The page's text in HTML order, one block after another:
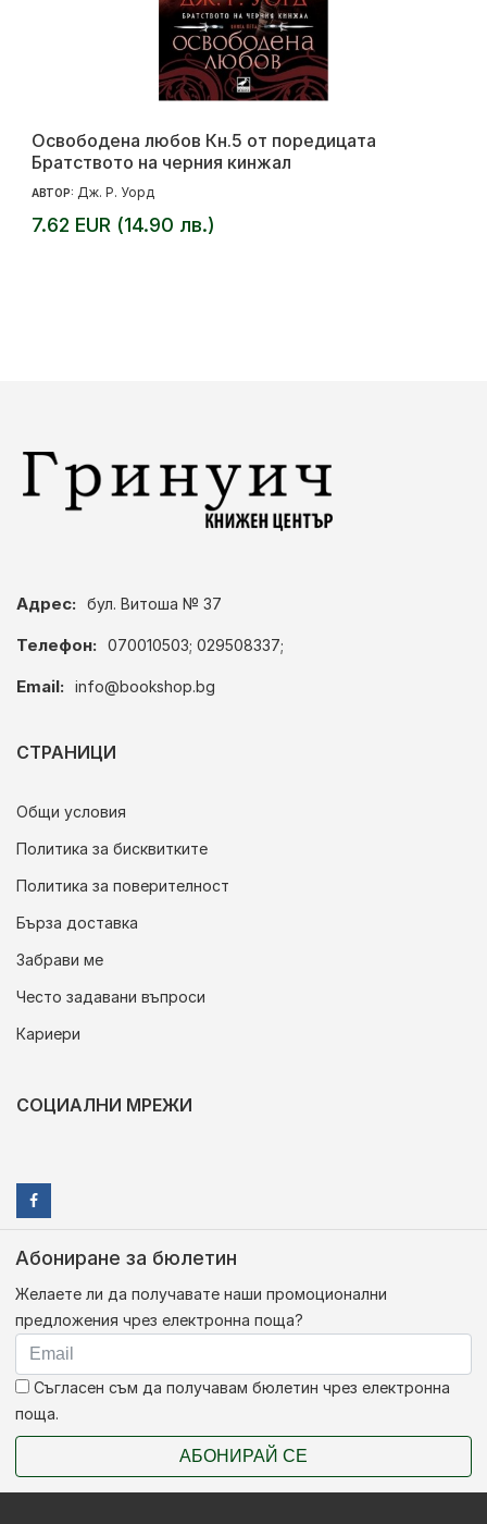
Освободена любов Кн.5 от поредицата
Братството на черния кинжал
АВТОР: Дж. Р. Уорд
7.62 EUR (14.90 лв.)
Адрес: бул. Витоша № 37
Телефон: 070010503; 029508337;
Email: info@bookshop.bg
СТРАНИЦИ
Общи условия
Политика за бисквитките
Политика за поверителност
Бърза доставка
Забрави ме
Често задавани въпроси
Кариери
СОЦИАЛНИ МРЕЖИ
Абониране за бюлетин
Желаете ли да получавате наши промоционални
предложения чрез електронна поща?
Съгласен съм да получавам бюлетин чрез електронна
поща.
АБОНИРАЙ СЕ